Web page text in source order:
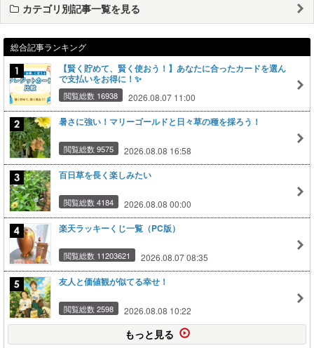
カテゴリ別記事一覧を見る
総合記事ランキング
【賢く貯めて、賢く使おう！】あなたに合ったカードを選ん
で支払いをお得に！✨
閲覧総数 16938 2026.08.07 11:00
暑さに強い！マリーゴールドと日々草の種を採ろう！
閲覧総数 9575 2026.08.08 16:58
百日草を長く楽しみたい
閲覧総数 4184 2026.08.08 00:00
楽天ラッキーくじ一覧（PC版）
閲覧総数 11203621 2026.08.07 08:35
友人と価値観が似てる幸せ！
閲覧総数 2598 2026.08.08 10:22
もっと見る